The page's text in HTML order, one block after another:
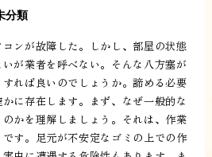
分類
ンが故障した。しかし、部屋の状態
が業者を呼べない。そんな八方塞が
れば良いのでしょうか。諦める必要
に存在します。まず、なぜ一般的な
かを理解しましょう。それは、作業
す。足元が不安定なゴミの上での作